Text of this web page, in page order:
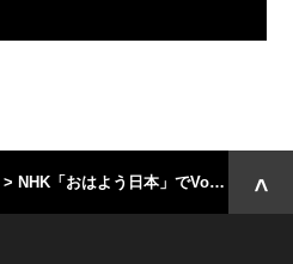
>NHK「おはよう日本」でVoicyが取り上げられました